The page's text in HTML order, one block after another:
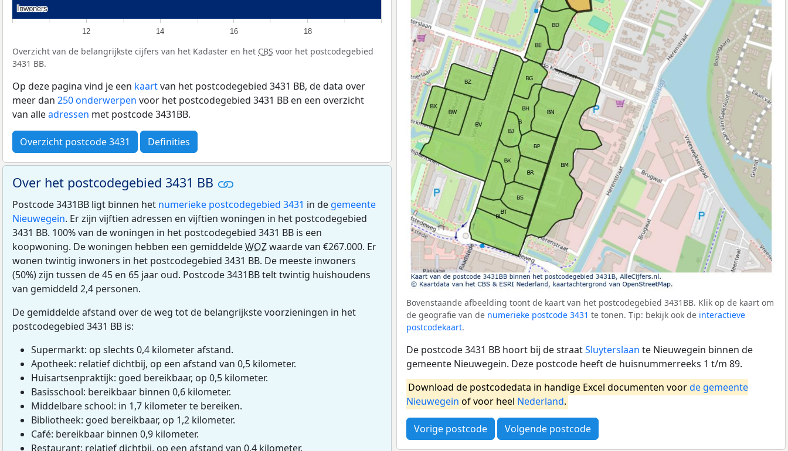
12 14 16 18
Inwoners
Inwoners
Overzicht van de belangrijkste cijfers van het Kadaster en het CBS voor het postcodegebied
3431 BB.
Op deze pagina vind je een kaartvan het postcodegebied 3431 BB, de data over
meer dan 250 onderwerpen voor het postcodegebied 3431 BB en een overzicht
van alleadressen met postcode 3431BB.
Overzicht postcode 3431 Definities
Over het postcodegebied 3431 BB
Postcode 3431BB ligt binnen het numerieke postcodegebied 3431 in de gemeente
Nieuwegein. Er zijn vijftien adressen en vijftien woningen in het postcodegebied
3431 BB. 100% van de woningen in het postcodegebied 3431 BB is een
koopwoning. De woningen hebben een gemiddeldeWOZwaarde van €267.000. Er
wonen twintig inwoners in het postcodegebied 3431 BB. De meeste inwoners
(50%) zijn tussen de 45 en 65 jaar oud. Postcode 3431BB telt twintig huishoudens
van gemiddeld 2,4 personen.
De gemiddelde afstand over de weg tot de belangrijkste voorzieningen in het
postcodegebied 3431 BB is:
Supermarkt: op slechts 0,4 kilometer afstand.
Apotheek: relatief dichtbij, op een afstand van 0,5 kilometer.
Huisartsenpraktijk: goed bereikbaar, op 0,5 kilometer.
Basisschool: bereikbaar binnen 0,6 kilometer.
Middelbare school: in 1,7 kilometer te bereiken.
Bibliotheek: goed bereikbaar, op 1,2 kilometer.
Café: bereikbaar binnen 0,9 kilometer.
Restaurant: relatief dichtbij, op een afstand van 0,4 kilometer.
Bovenstaande afbeelding toont de kaart van het postcodegebied 3431BB. Klik op de kaart om
de geografie van de numerieke postcode 3431 te tonen. Tip: bekijk ook de interactieve
postcodekaart.
De postcode 3431 BB hoort bij de straatSluyterslaan te Nieuwegein binnen de
gemeente Nieuwegein. Deze postcode heeft de huisnummerreeks 1 t/m 89.
Download de postcodedata in handige Excel documenten voorde gemeente
Nieuwegein of voor heel Nederland.
Vorige postcode Volgende postcode